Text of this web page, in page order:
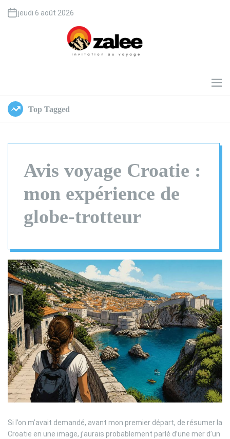
n
jeudi 6 août 2026
l
e
e
M
e
Top Tagged
Avis voyage Croatie :
mon expérience de
globe-trotteur
Si l’on m’avait demandé, avant mon premier départ, de résumer la
Croatie en une image, j’aurais probablement parlé d’une mer d’un